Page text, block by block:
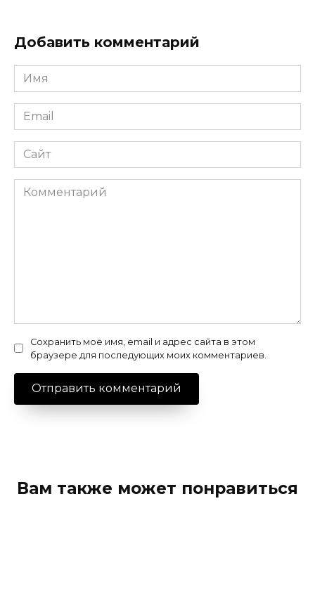
Добавить комментарий
Имя
*
Email
*
Сайт
Комментарий
Сохранить моё имя, email и адрес сайта в этом
браузере для последующих моих комментариев.
Вам также может понравиться